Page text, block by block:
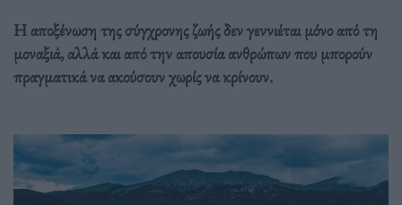
Η αποξένωση της σύγχρονης ζωής δεν γεννιέται μόνο από τη
μοναξιά, αλλά και από την απουσία ανθρώπων που μπορούν
πραγματικά να ακούσουν χωρίς να κρίνουν.